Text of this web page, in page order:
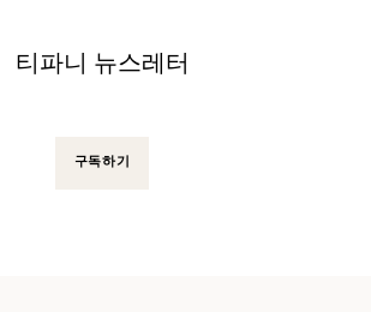
티파니 뉴스레터
구독하기